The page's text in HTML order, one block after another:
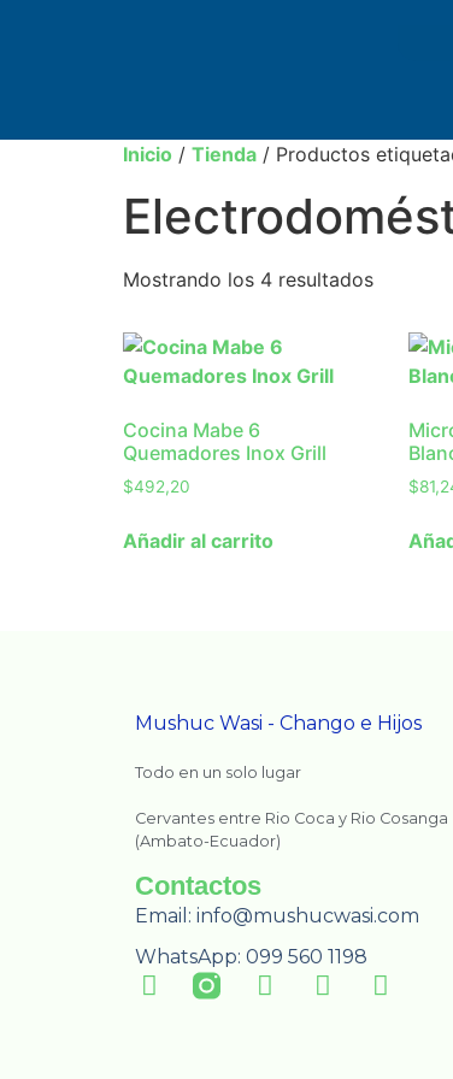
Inicio / Tienda / Productos
Mostrando los 4 resultados
Cocina Mabe 6
Quemadores Inox Grill
$492,20
Añadir al carrito
$
Mushuc Wasi - Chango e Hijos
Todo en un solo lugar
Cervantes entre Rio Coca y Rio Cosanga
(Ambato-Ecuador)
Contactos
Email: info@mushucwasi.com
WhatsApp: 099 560 1198